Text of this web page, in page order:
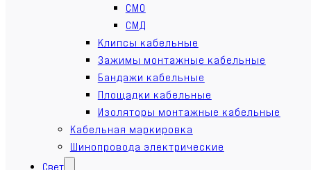
СМО
СМД
Клипсы кабельные
Зажимы монтажные кабельные
Бандажи кабельные
Площадки кабельные
Изоляторы монтажные кабельные
Кабельная маркировка
Шинопровода электрические
Свет